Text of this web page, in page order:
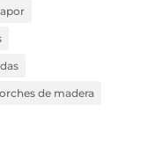
de madera